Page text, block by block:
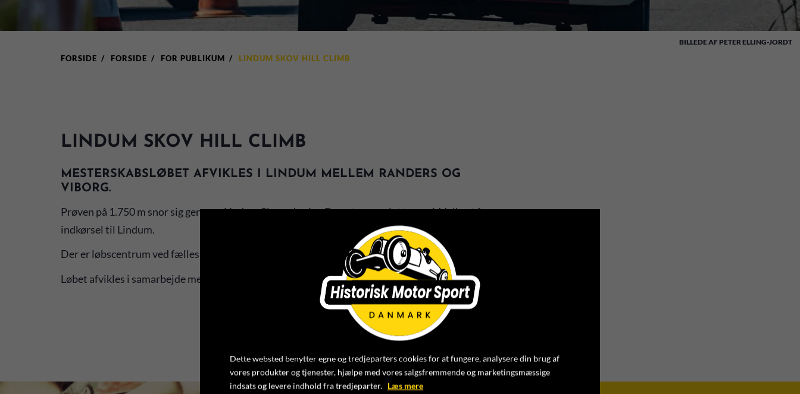
PETER ELLING-JORDT
FORSIDE FORSIDE FOR PUBLIKUM LINDUM SKOV HILL CLIMB
LINDUM SKOV HILL CLIMB
MESTERSKABSLØBET AFVIKLES I LINDUM MELLEM RANDERS OG
VIBORG.
Prøven på 1.750 m snor sig gennem Lindum Skov ad vejen Drøwten, og slutter umiddelbart før
indkørsel til Lindum.
Der er løbscentrum ved fælleshuset på adressen Skibdalvej 13, Lindum, 8830 Tjele.
Løbet afvikles i samarbejde med Motorsport Nordjylland (MNJ) og med borgerne i Lindum.
Dette websted benytter egne og tredjeparters cookies for at fungere, analysere din brug af
vores produkter og tjenester, hjælpe med vores salgsfremmende og marketingsmæssige
indsats og levere indhold fra tredjeparter. Læs mere